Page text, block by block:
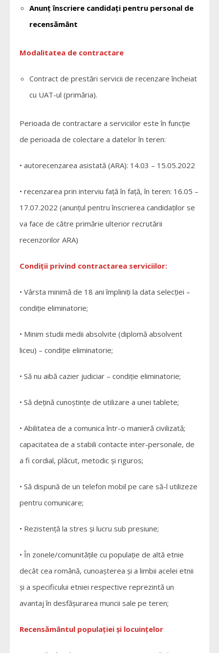
Anunț înscriere candidați pentru personal de
recensământ
Modalitatea de contractare
Contract de prestări servicii de recenzare încheiat
cu UAT-ul (primăria).
Perioada de contractare a serviciilor este în funcție
de perioada de colectare a datelor în teren:
• autorecenzarea asistată (ARA): 14.03 – 15.05.2022
• recenzarea prin interviu faţă în faţă, în teren: 16.05 –
17.07.2022 (anunțul pentru înscrierea candidaților se
va face de către primărie ulterior recrutării
recenzorilor ARA)
Condiții privind contractarea serviciilor:
• Vârsta minimă de 18 ani împliniți la data selecției –
condiție eliminatorie;
• Minim studii medii absolvite (diplomă absolvent
liceu) – condiție eliminatorie;
• Să nu aibă cazier judiciar – condiție eliminatorie;
• Să dețină cunoștințe de utilizare a unei tablete;
• Abilitatea de a comunica într-o manieră civilizată;
capacitatea de a stabili contacte inter-personale, de
a fi cordial, plăcut, metodic şi riguros;
• Să dispună de un telefon mobil pe care să-l utilizeze
pentru comunicare;
• Rezistenţă la stres şi lucru sub presiune;
• În zonele/comunitățile cu populaţie de altă etnie
decât cea română, cunoaşterea şi a limbii acelei etnii
şi a specificului etniei respective reprezintă un
avantaj în desfăşurarea muncii sale pe teren;
Recensământul populației și locuințelor